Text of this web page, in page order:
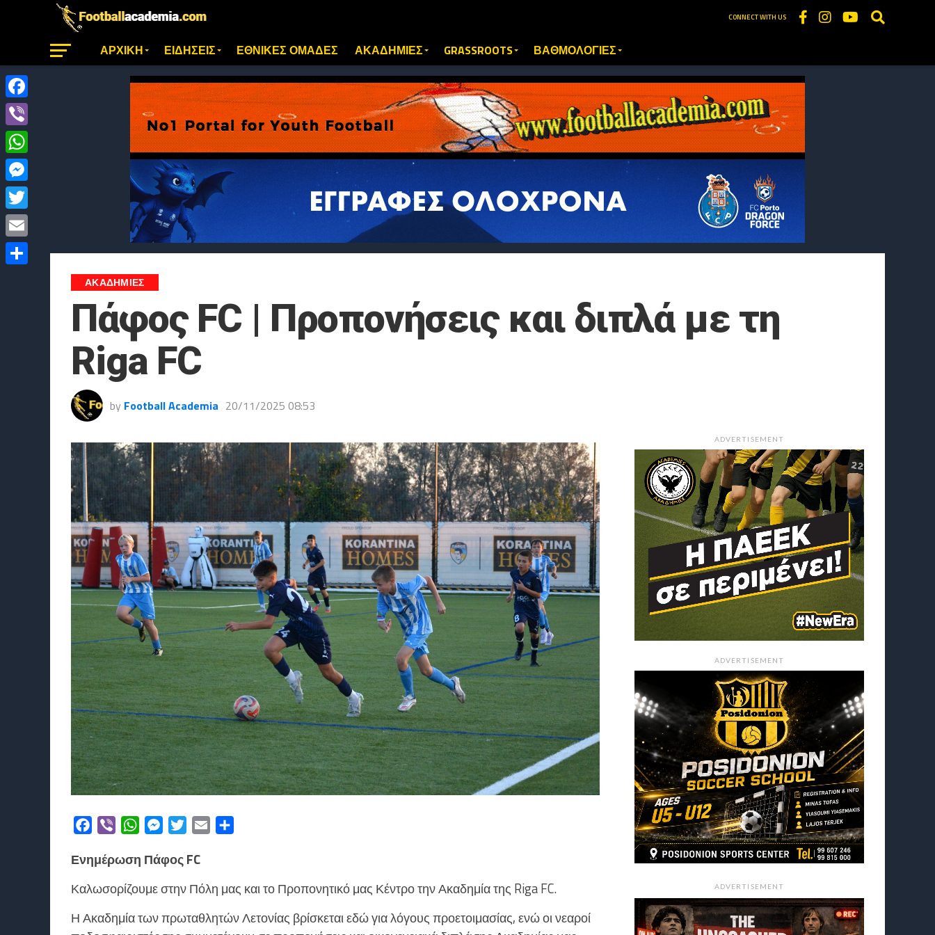
CONNECT WITH US
ΑΡΧΙΚΗ ΕΙΔΗΣΕΙΣ ΕΘΝΙΚΕΣ ΟΜΑΔΕΣ ΑΚΑΔΗΜΙΕΣ GRASSROOTS ΒΑΘΜΟΛΟΓΙΕΣ
ΑΚΑΔΗΜΙΕΣ
Πάφος FC | Προπονήσεις και διπλά με τη
Riga FC
by Football Academia 20/11/2025 08:53
Facebook
Viber WhatsAppMessengerTwitterEmail
Ενημέρωση Πάφος FC
Καλωσορίζουμε στην Πόλη μας και το Προπονητικό μας Κέντρο την Ακαδημία της Riga FC.
Η Ακαδημία των πρωταθλητών Λετονίας βρίσκεται εδώ για λόγους προετοιμασίας, ενώ οι νεαροί
ADVERTISEMENT
ADVERTISEMENT
ADVERTISEMENT
Facebook
Viber
WhatsApp
Messenger
Twitter
Email